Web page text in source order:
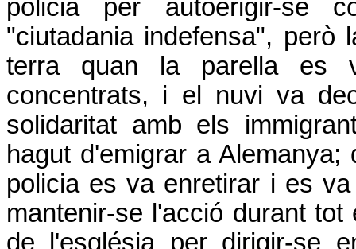
policia per autoerigir-se
"ciutadania indefensa",
terra quan la parella es
concentrats, i el nuvi va
solidaritat amb els
hagut d'emigrar a
policia es va enretirar i es
mantenir-se l'acció durant
de l'església per dirigir-se